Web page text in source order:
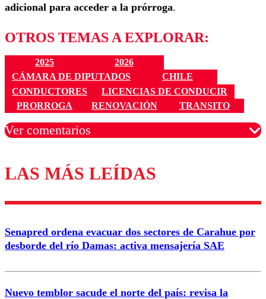
adicional para acceder a la prórroga.
OTROS TEMAS A EXPLORAR:
2025
2026
CÁMARA DE DIPUTADOS
CHILE
CONDUCTORES
LICENCIAS DE CONDUCIR
PRORROGA
RENOVACIÓN TRANSITO
Ver comentarios
Los comentarios son moderados para garantizar un
diálogo respetuoso.
Correo
LAS MÁS LEÍDAS
Senapred ordena evacuar dos sectores de Carahue por
desborde del río Damas: activa mensajería SAE
Nuevo temblor sacude el norte del país: revisa la